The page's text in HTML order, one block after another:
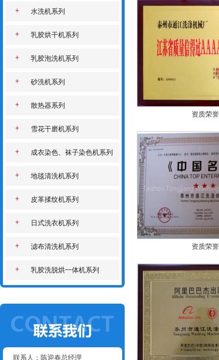
水洗机系列
乳胶烘干机系列
乳胶泡洗机系列
砂洗机系列
散热器系列
雪花干磨机系列
成衣染色、袜子染色机系列
地毯清洗机系列
皮革揉纹机系列
日式洗衣机系列
滤布清洗机系列
乳胶洗脱烘一体机系列
联系人：陈迎春总经理
资质荣誉
资质荣誉